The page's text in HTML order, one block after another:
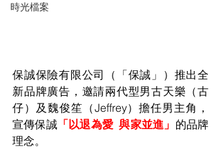
時光檔案
保誠保險有限公司（「保誠」）推出全
新品牌廣告，邀請兩代型男古天樂（古
仔）及魏俊笙（Jeffrey）擔任男主角，
宣傳保誠「以退為愛  與家並進」 的品牌
理念。